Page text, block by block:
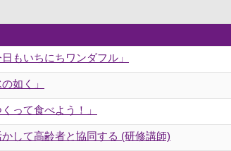
もいちにちワンダフル」
如く」
って食べよう！」
して高齢者と協同する (研修講師)